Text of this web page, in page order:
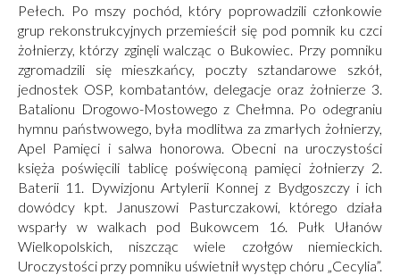
Pełech. Po mszy pochód, który poprowadzili członkowie
grup rekonstrukcyjnych przemieścił się pod pomnik ku czci
żołnierzy, którzy zginęli walcząc o Bukowiec. Przy pomniku
zgromadzili się mieszkańcy, poczty sztandarowe szkół,
jednostek OSP, kombatantów, delegacje oraz żołnierze 3.
Batalionu Drogowo-Mostowego z Chełmna. Po odegraniu
hymnu państwowego, była modlitwa za zmarłych żołnierzy,
Apel Pamięci i salwa honorowa. Obecni na uroczystości
księża poświęcili tablicę poświęconą pamięci żołnierzy 2.
Baterii 11. Dywizjonu Artylerii Konnej z Bydgoszczy i ich
dowódcy kpt. Januszowi Pasturczakowi, którego działa
wsparły w walkach pod Bukowcem 16. Pułk Ułanów
Wielkopolskich, niszcząc wiele czołgów niemieckich.
Uroczystości przy pomniku uświetnił występ chóru „Cecylia”.